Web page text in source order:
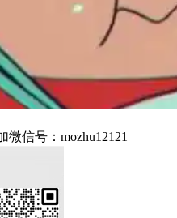
信号：mozhu12121